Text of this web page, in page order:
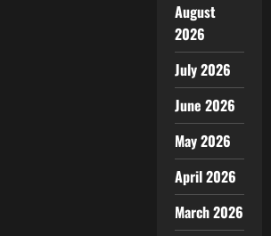
August
2026
July 2026
June 2026
May 2026
April 2026
March 2026